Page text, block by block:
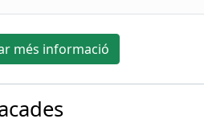
més informació